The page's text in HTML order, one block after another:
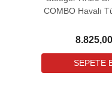
COMBO Havalı